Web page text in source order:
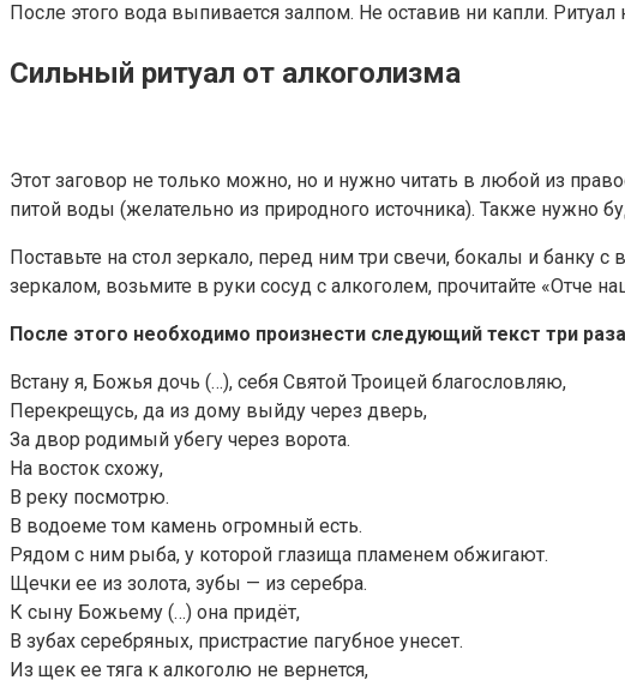
После этого вода выпивается залпом. Не оставив ни капли.
Сильный ритуал от алкоголизма
Этот заговор не только можно, но и нужно читать в любой из
питой воды (желательно из природного источника). Также нужно
Поставьте на стол зеркало, перед ним три свечи, бокалы и банку
зеркалом, возьмите в руки сосуд с алкоголем, прочитайте «Отче
После этого необходимо произнести следующий текст три
Встану я, Божья дочь (…), себя Святой Троицей благословляю,
Перекрещусь, да из дому выйду через дверь,
За двор родимый убегу через ворота.
На восток схожу,
В реку посмотрю.
В водоеме том камень огромный есть.
Рядом с ним рыба, у которой глазища пламенем обжигают.
Щечки ее из золота, зубы — из серебра.
К сыну Божьему (…) она придёт,
В зубах серебряных, пристрастие пагубное унесет.
Из щек ее тяга к алкоголю не вернется,